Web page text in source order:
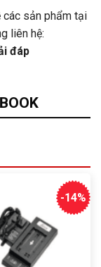
các sản phẩm tại
liên hệ:
đáp
-14%